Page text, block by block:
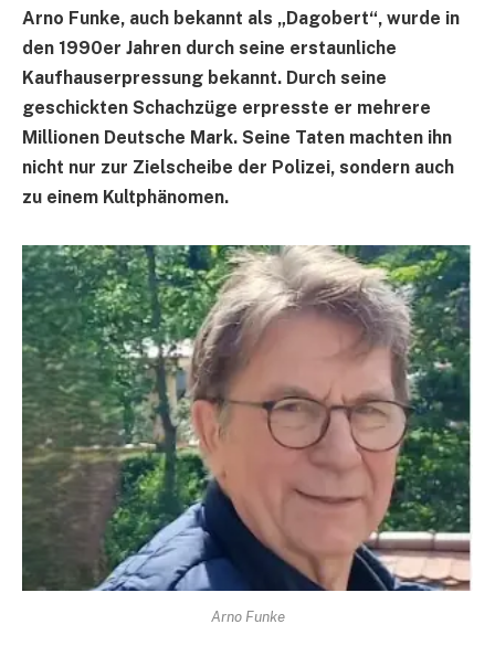
Arno Funke, auch bekannt als „Dagobert“, wurde in
den 1990er Jahren durch seine erstaunliche
Kaufhauserpressung bekannt. Durch seine
geschickten Schachzüge erpresste er mehrere
Millionen Deutsche Mark. Seine Taten machten ihn
nicht nur zur Zielscheibe der Polizei, sondern auch
zu einem Kultphänomen.
Arno Funke